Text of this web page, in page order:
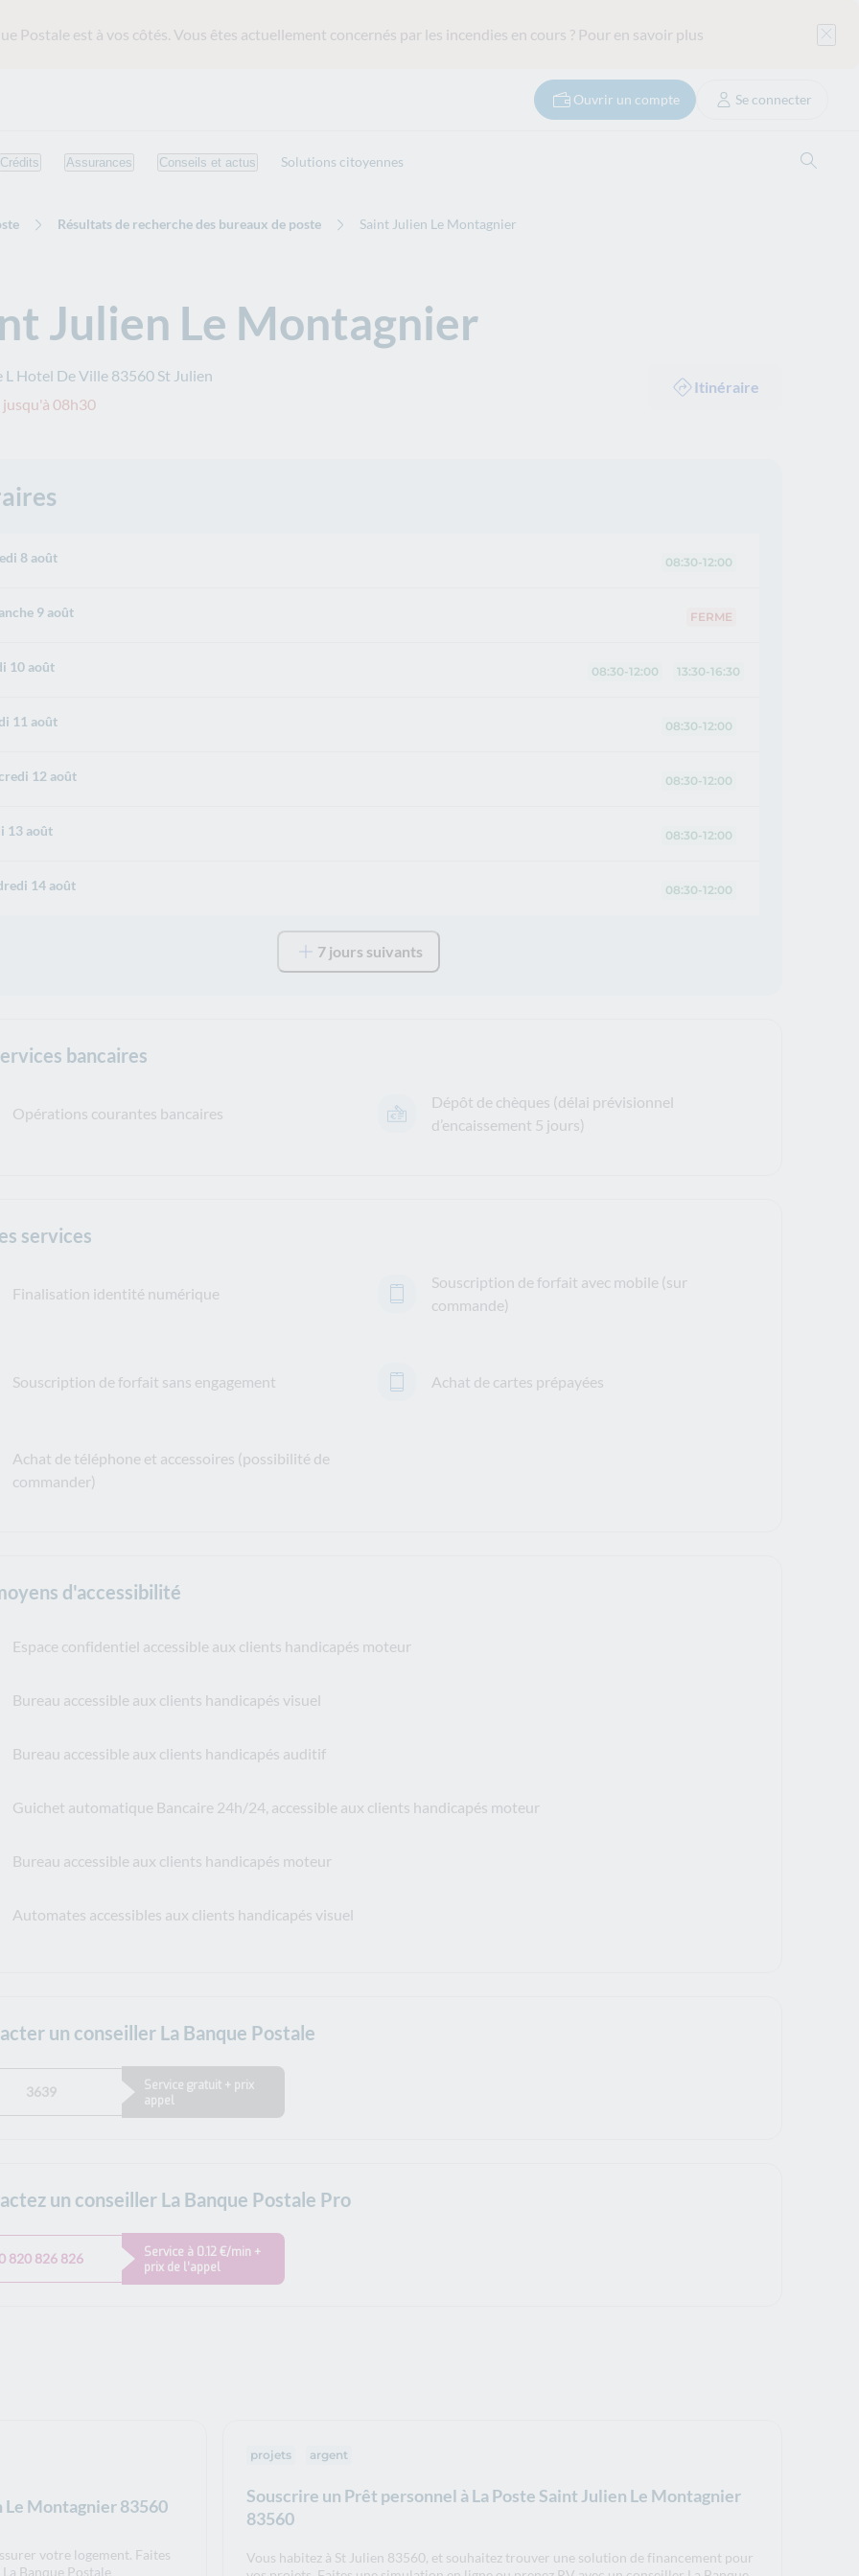
Postale est à vos côtés. Vous êtes actuellement concernés par les incendies en cours ? Pour en savoir plus
Ouvrir un compte Se connecter
Crédits Assurances Conseils et actus Solutions citoyennes
Résultats de recherche des bureaux de poste Saint Julien Le Montagnier
Julien Le Montagnier
L Hotel De Ville 83560 St Julien
jusqu'à 08h30
Itinéraire
8 août 08:30-12:00
9 août FERME
10 août 08:30-12:00 13:30-16:30
11 août 08:30-12:00
12 août 08:30-12:00
13 août 08:30-12:00
14 août 08:30-12:00
7 jours suivants
bancaires
Opérations courantes bancaires
Dépôt de chèques (délai prévisionnel
d’encaissement 5 jours)
services
Finalisation identité numérique
Souscription de forfait avec mobile (sur
commande)
Souscription de forfait sans engagement Achat de cartes prépayées
Achat de téléphone et accessoires (possibilité de
commander)
d'accessibilité
Espace confidentiel accessible aux clients handicapés moteur
Bureau accessible aux clients handicapés visuel
Bureau accessible aux clients handicapés auditif
Guichet automatique Bancaire 24h/24, accessible aux clients handicapés moteur
Bureau accessible aux clients handicapés moteur
Automates accessibles aux clients handicapés visuel
un conseiller La Banque Postale
3639
Service gratuit + prix
appel
un conseiller La Banque Postale Pro
820 826 826
Service à 0.12 €/min +
prix de l’appel
Le Montagnier 83560
votre logement. Faites
Banque Postale
Souscrire un Prêt personnel à La Poste Saint Julien Le Montagnier
83560
projets argent
Vous habitez à St Julien 83560, et souhaitez trouver une solution de financement pour